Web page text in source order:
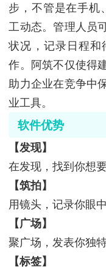
步，不管是在手机
工动态。管理人员
状况，记录日程和
作。阿筑不仅使得
助力企业在竞争中
业工具。
软件优势
【发现】
在发现，找到你想要
【筑拍】
用镜头，记录你眼
【广场】
聚广场，发表你独特
【标签】